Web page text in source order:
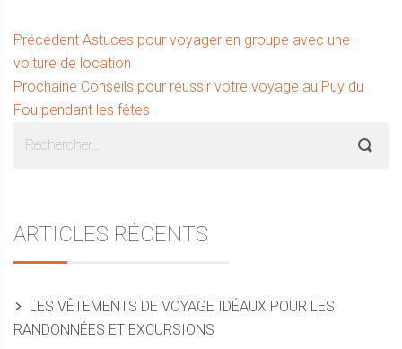
Navigation
de
l’article
Précédent Article
précédent :
Astuces pour voyager en groupe avec une
voiture de location
Prochaine Article
suivant :
Conseils pour réussir votre voyage au Puy du
Fou pendant les fêtes
Sidebar
ARTICLES RÉCENTS
LES VÊTEMENTS DE VOYAGE IDÉAUX POUR LES
RANDONNÉES ET EXCURSIONS